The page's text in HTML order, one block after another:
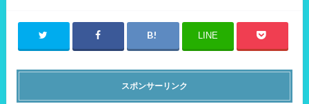
LINE
スポンサーリンク